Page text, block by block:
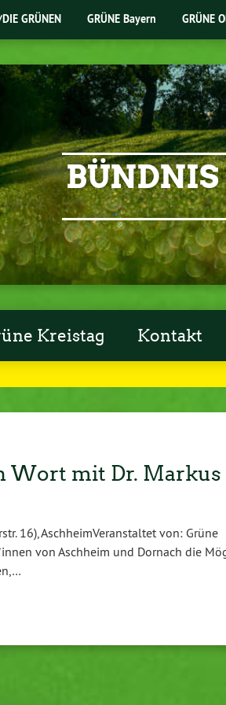
GRÜNEN GRÜNE Bayern GRÜNE
Kreistag Kontakt
Wort mit Dr. Markus
16), Asch­heim­Ver­an­stal­tet von: Grüne
von Aschheim und Dornach die